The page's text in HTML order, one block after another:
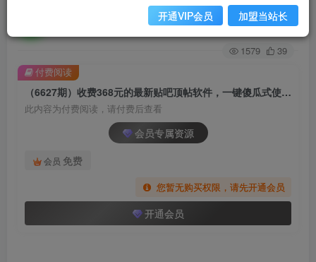
关注
1579 39
（6627期）收费368元的最新贴吧顶帖软件，一键傻瓜式使用【顶帖脚本+使用教程】
此内容为付费阅读，请付费后查看
会员专属资源
会员 免费
您暂无购买权限，请先开通会员
开通会员
付费阅读
开通VIP会员 加盟当站长